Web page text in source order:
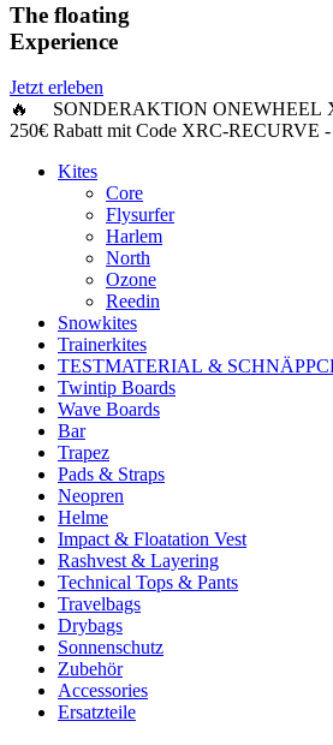
The floating
Experience
Jetzt erleben
🔥 SONDERAKTION ONEWHEEL
250€ Rabattmit Code XRC-RECURVE
Kites
Core
Flysurfer
Harlem
North
Ozone
Reedin
Snowkites
Trainerkites
TESTMATERIAL &
Twintip Boards
Wave Boards
Bar
Trapez
Pads & Straps
Neopren
Helme
Impact & Floatation Vest
Rashvest & Layering
Technical Tops & Pants
Travelbags
Drybags
Sonnenschutz
Zubehör
Accessories
Ersatzteile